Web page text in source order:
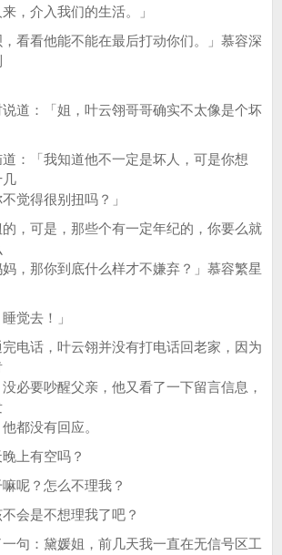
，介入我们的生活。」
看他能不能在最后打动你们。」慕容深
：「姐，叶云翎哥哥确实不太像是个坏
「我知道他不一定是坏人，可是你想
几
觉得很别扭吗？」
可是，那些个有一定年纪的，你要么就
，那你到底什么样才不嫌弃？」慕容繁星
觉去！」
话，叶云翎并没有打电话回老家，因为
必要吵醒父亲，他又看了一下留言信息，
都没有回应。
上有空吗？
？怎么不理我？
是不想理我了吧？
：黛媛姐，前几天我一直在无信号区工